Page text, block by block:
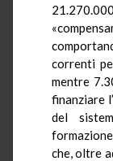
correnti
mentre
finanziare
del
che, oltre